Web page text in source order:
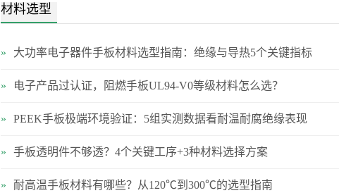
材料选型
» 大功率电子器件手板材料选型指南：绝缘与导热5个关键指标
» 电子产品过认证，阻燃手板UL94-V0等级材料怎么选？
» PEEK手板极端环境验证：5组实测数据看耐温耐腐绝缘表现
» 手板透明件不够透？4个关键工序+3种材料选择方案
» 耐高温手板材料有哪些？从120℃到300℃的选型指南